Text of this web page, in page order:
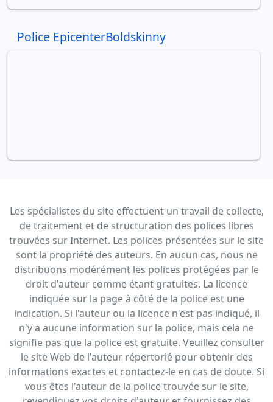
Police EpicenterBoldskinny
Les spécialistes du site effectuent un travail de collecte,
de traitement et de structuration des polices libres
trouvées sur Internet. Les polices présentées sur le site
sont la propriété des auteurs. En aucun cas, nous ne
distribuons modérément les polices protégées par le
droit d'auteur comme étant gratuites. La licence
indiquée sur la page à côté de la police est une
indication. Si l'auteur ou la licence n'est pas indiqué, il
n'y a aucune information sur la police, mais cela ne
signifie pas que la police est gratuite. Veuillez consulter
le site Web de l'auteur répertorié pour obtenir des
informations exactes et contactez-le en cas de doute. Si
vous êtes l'auteur de la police trouvée sur le site,